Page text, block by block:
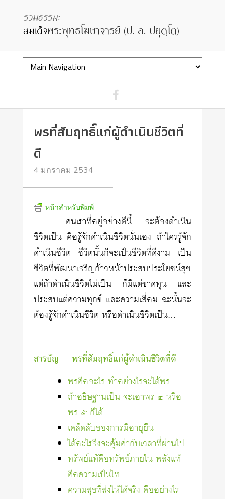
พรที่สัมฤทธิ์แก่ผู้ดำเนินชีวิตที่
ดี
4 มกราคม 2534
หน้าสำหรับพิมพ์
…คนเราที่อยู่อย่างดีนี้ จะต้องดำเนิน
ชีวิตเป็น คือรู้จักดำเนินชีวิตนั่นเอง ถ้าใครรู้จัก
ดำเนินชีวิต ชีวิตนั้นก็จะเป็นชีวิตที่ดีงาม เป็น
ชีวิตที่พัฒนาเจริญก้าวหน้าประสบประโยชน์สุข
แต่ถ้าดำเนินชีวิตไม่เป็น ก็มีแต่ขาดทุน และ
ประสบแต่ความทุกข์ และความเสื่อม ฉะนั้นจะ
ต้องรู้จักดำเนินชีวิต หรือดำเนินชีวิตเป็น…
สารบัญ — พรที่สัมฤทธิ์แก่ผู้ดำเนินชีวิตที่ดี
พรคืออะไร ทำอย่างไรจะได้พร
ถ้าอธิษฐานเป็น จะเอาพร ๔ หรือ
พร ๕ ก็ได้
เคล็ดลับของการมีอายุยืน
ได้อะไรจึงจะคุ้มค่ากับเวลาที่ผ่านไป
ทรัพย์แท้คือทรัพย์ภายใน พลังแท้
คือความเป็นไท
ความสุขที่ส่งให้ได้จริง คืออย่างไร